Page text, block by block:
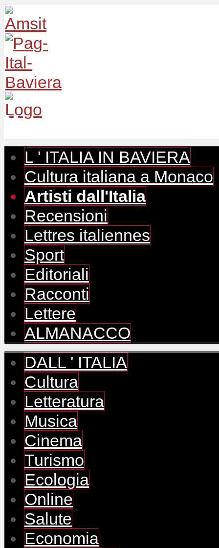
L ' ITALIA IN BAVIERA
Cultura italiana a Monaco
Artisti dall'Italia
Recensioni
Lettres italiennes
Sport
Editoriali
Racconti
Lettere
ALMANACCO
DALL ' ITALIA
Cultura
Letteratura
Musica
Cinema
Turismo
Ecologia
Online
Salute
Economia